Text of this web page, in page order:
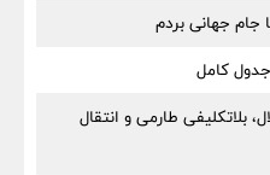
جام جهانی بردم
بلاتکلیفی طارمی و انتقال